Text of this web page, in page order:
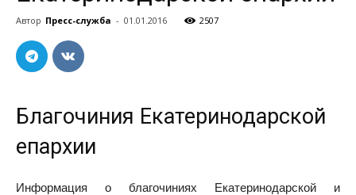
Автор Пресс-служба - 01.01.2016 2507
Благочиния Екатеринодарской
епархии
Информация о благочиниях Екатеринодарской и